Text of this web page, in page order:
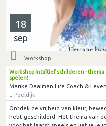
18
sep
Workshop
Workshop Intuïtief schilderen -
spelen!
Marike Daalman Life Coach &
Poeldijk
Ontdek de vrijheid van kleur,
hebt geschilderd. Het thema van